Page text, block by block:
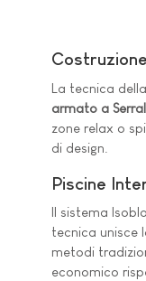
La tecnica
armato a
zone relax o
di design.
Piscine
Il sistema
tecnica unisce
metodi
economico